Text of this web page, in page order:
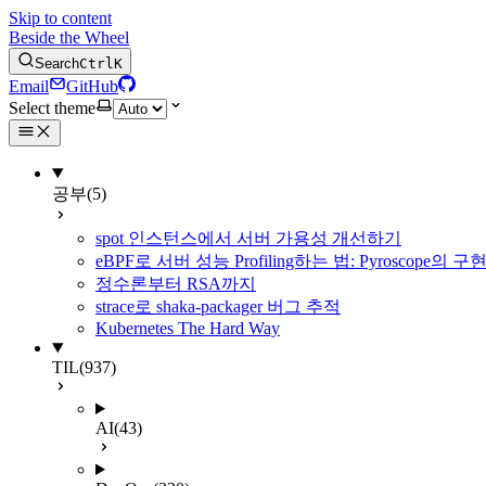
Skip to content
Beside the Wheel
SearchCtrlK
Email
GitHub
Select theme
공부(5)
spot 인스턴스에서 서버 가용성 개선하기
eBPF로 서버 성능 Profiling하는 법: Pyroscope의 구
정수론부터 RSA까지
strace로 shaka-packager 버그 추적
Kubernetes The Hard Way
TIL(937)
AI(43)